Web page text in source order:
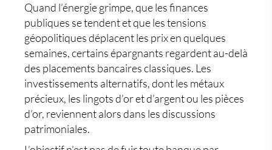
Quand l’énergie grimpe, que les finances
publiques se tendent et que les tensions
géopolitiques déplacent les prix en quelques
semaines, certains épargnants regardent au-delà
des placements bancaires classiques. Les
investissements alternatifs, dont les métaux
précieux, les lingots d’or et d’argentou les pièces
d’or, reviennent alors dans les discussions
patrimoniales.